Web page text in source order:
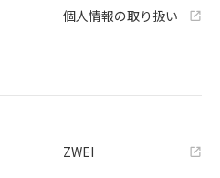
個人情報の取り扱い
ZWEI